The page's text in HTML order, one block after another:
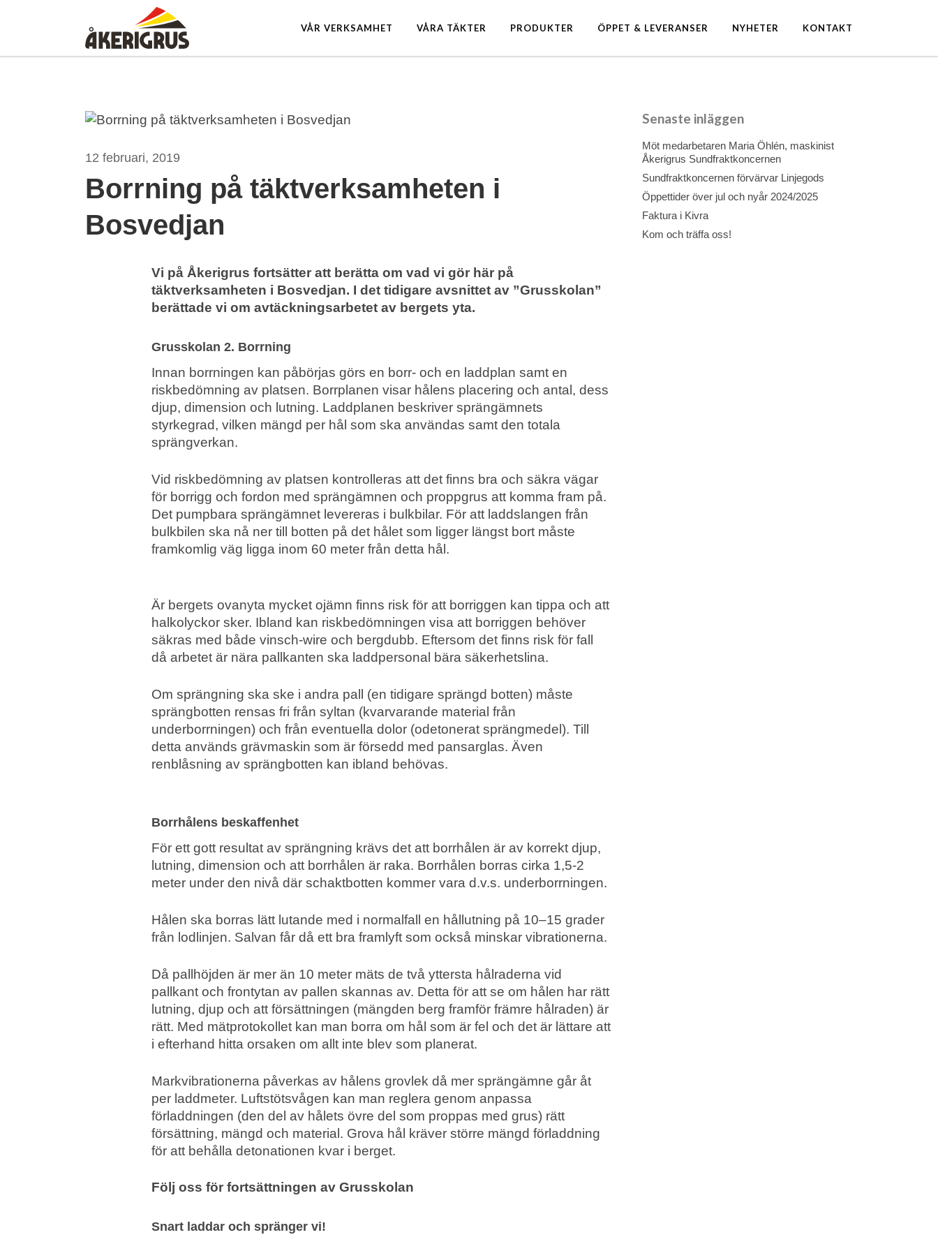
content
VÅR VERKSAMHET VÅRA TÄKTER PRODUKTER ÖPPET & LEVERANSER NYHETER KONTAKT
12 februari, 2019
Borrning på täktverksamheten i
Bosvedjan
Vi på Åkerigrus fortsätter att berätta om vad vi gör här på
täktverksamheten i Bosvedjan. I det tidigare avsnittet av ”Grusskolan”
berättade vi om avtäckningsarbetet av bergets yta.
Grusskolan 2. Borrning
Innan borrningen kan påbörjas görs en borr- och en laddplan samt en
riskbedömning av platsen. Borrplanen visar hålens placering och antal, dess
djup, dimension och lutning. Laddplanen beskriver sprängämnets
styrkegrad, vilken mängd per hål som ska användas samt den totala
sprängverkan.
Vid riskbedömning av platsen kontrolleras att det finns bra och säkra vägar
för borrigg och fordon med sprängämnen och proppgrus att komma fram på.
Det pumpbara sprängämnet levereras i bulkbilar. För att laddslangen från
bulkbilen ska nå ner till botten på det hålet som ligger längst bort måste
framkomlig väg ligga inom 60 meter från detta hål.
Är bergets ovanyta mycket ojämn finns risk för att borriggen kan tippa och att
halkolyckor sker. Ibland kan riskbedömningen visa att borriggen behöver
säkras med både vinsch-wire och bergdubb. Eftersom det finns risk för fall
då arbetet är nära pallkanten ska laddpersonal bära säkerhetslina.
Om sprängning ska ske i andra pall (en tidigare sprängd botten) måste
sprängbotten rensas fri från syltan (kvarvarande material från
underborrningen) och från eventuella dolor (odetonerat sprängmedel). Till
detta används grävmaskin som är försedd med pansarglas. Även
renblåsning av sprängbotten kan ibland behövas.
Borrhålens beskaffenhet
För ett gott resultat av sprängning krävs det att borrhålen är av korrekt djup,
lutning, dimension och att borrhålen är raka. Borrhålen borras cirka 1,5-2
meter under den nivå där schaktbotten kommer vara d.v.s. underborrningen.
Hålen ska borras lätt lutande med i normalfall en hållutning på 10–15 grader
från lodlinjen. Salvan får då ett bra framlyft som också minskar vibrationerna.
Då pallhöjden är mer än 10 meter mäts de två yttersta hålraderna vid
pallkant och frontytan av pallen skannas av. Detta för att se om hålen har rätt
lutning, djup och att försättningen (mängden berg framför främre hålraden) är
rätt. Med mätprotokollet kan man borra om hål som är fel och det är lättare att
i efterhand hitta orsaken om allt inte blev som planerat.
Markvibrationerna påverkas av hålens grovlek då mer sprängämne går åt
per laddmeter. Luftstötsvågen kan man reglera genom anpassa
förladdningen (den del av hålets övre del som proppas med grus) rätt
försättning, mängd och material. Grova hål kräver större mängd förladdning
för att behålla detonationen kvar i berget.
Följ oss för fortsättningen av Grusskolan
Snart laddar och spränger vi!
Senaste inläggen
Möt medarbetaren Maria Öhlén, maskinist
Åkerigrus Sundfraktkoncernen
Sundfraktkoncernen förvärvar Linjegods
Öppettider över jul och nyår 2024/2025
Faktura i Kivra
Kom och träffa oss!